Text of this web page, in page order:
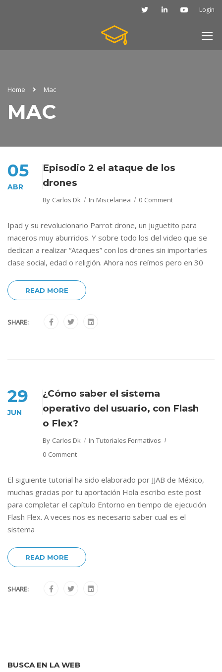
Login
Home Mac
MAC
05
ABR
Episodio 2 el ataque de los
drones
By Carlos Dk In Miscelanea 0 Comment
Ipad y su revolucionario Parrot drone, un juguetito para
maceros muy aburridos. Y sobre todo los del video que se
dedican a realizar “Ataques” con los drones sin importarles
clase social, edad o religión. Ahora nos reímos pero en 30
READ MORE
SHARE:
29
JUN
¿Cómo saber el sistema
operativo del usuario, con Flash
o Flex?
By Carlos Dk In Tutoriales Formativos
0 Comment
El siguiente tutorial ha sido elaborado por JJAB de México,
muchas gracias por tu aportación Hola escribo este post
para completar el capítulo Entorno en tiempo de ejecución
Flash Flex. A veces nos es necesario saber cual es el
sistema
READ MORE
SHARE:
BUSCA EN LA WEB